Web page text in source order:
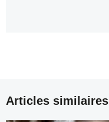
Articles similaires